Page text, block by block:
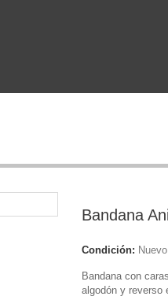
Bandana
Condición: Nuevo
Bandana con
algodón y reverso